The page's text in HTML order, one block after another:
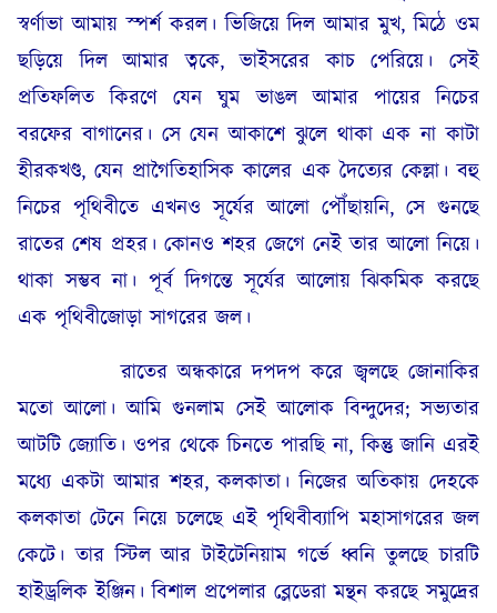
স্বর্ণাভা আমায় স্পর্শ করল। ভিজিয়ে দিল আমার মুখ, মিঠে ওম
ছড়িয়ে দিল আমার ত্বকে, ভাইসরের কাচ পেরিয়ে। সেই
প্রতিফলিত কিরণে যেন ঘুম ভাঙল আমার পায়ের নিচের
বরফের বাগানের। সে যেন আকাশে ঝুলে থাকা এক না কাটা
হীরকখণ্ড, যেন প্রাগৈতিহাসিক কালের এক দৈত্যের কেল্লা। বহু
নিচের পৃথিবীতে এখনও সূর্যের আলো পৌঁছায়নি, সে গুনছে
রাতের শেষ প্রহর। কোনও শহর জেগে নেই তার আলো নিয়ে।
থাকা সম্ভব না। পূর্ব দিগন্তে সূর্যের আলোয় ঝিকমিক করছে
এক পৃথিবীজোড়া সাগরের জল।
রাতের অন্ধকারে দপদপ করে জ্বলছে জোনাকির
মতো আলো। আমি গুনলাম সেই আলোক বিন্দুদের; সভ্যতার
আটটি জ্যোতি। ওপর থেকে চিনতে পারছি না, কিন্তু জানি এরই
মধ্যে একটা আমার শহর, কলকাতা। নিজের অতিকায় দেহকে
কলকাতা টেনে নিয়ে চলেছে এই পৃথিবীব্যাপি মহাসাগরের জল
কেটে। তার স্টিল আর টাইটেনিয়াম গর্ভে ধ্বনি তুলছে চারটি
হাইড্রলিক ইঞ্জিন। বিশাল প্রপেলার ব্লেডেরা মন্থন করছে সমুদ্রের